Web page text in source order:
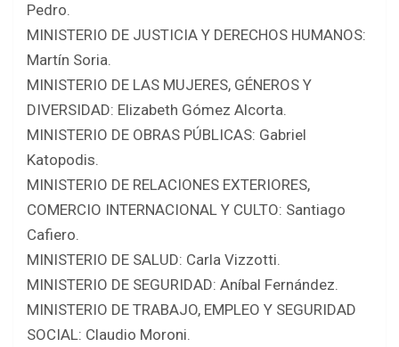
Pedro.
MINISTERIO DE JUSTICIA Y DERECHOS HUMANOS:
Martín Soria.
MINISTERIO DE LAS MUJERES, GÉNEROS Y
DIVERSIDAD: Elizabeth Gómez Alcorta.
MINISTERIO DE OBRAS PÚBLICAS: Gabriel
Katopodis.
MINISTERIO DE RELACIONES EXTERIORES,
COMERCIO INTERNACIONAL Y CULTO: Santiago
Cafiero.
MINISTERIO DE SALUD: Carla Vizzotti.
MINISTERIO DE SEGURIDAD: Aníbal Fernández.
MINISTERIO DE TRABAJO, EMPLEO Y SEGURIDAD
SOCIAL: Claudio Moroni.